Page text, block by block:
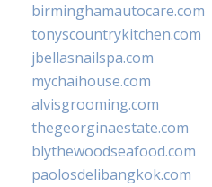
birminghamautocare.com
tonyscountrykitchen.com
jbellasnailspa.com
mychaihouse.com
alvisgrooming.com
thegeorginaestate.com
blythewoodseafood.com
paolosdelibangkok.com